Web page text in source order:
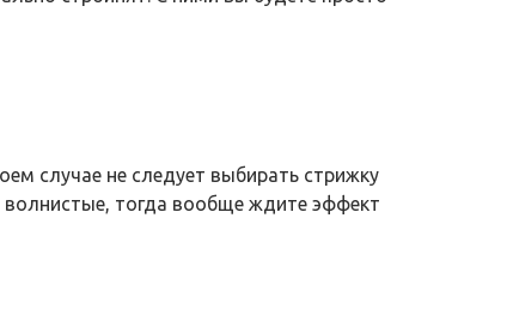
случае не следует выбирать стрижку
тогда вообще ждите эффект